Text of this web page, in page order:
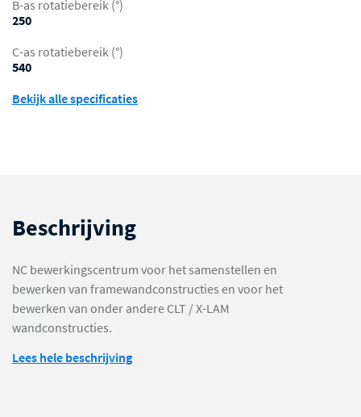
B-as rotatiebereik (°)
250
C-as rotatiebereik (°)
540
Bekijk alle specificaties
Beschrijving
NC bewerkingscentrum voor het samenstellen en
bewerken van framewandconstructies en voor het
bewerken van onder andere CLT / X-LAM
wandconstructies.
Techno Multiwall is verkrijgbaar in verschillende
Lees hele beschrijving